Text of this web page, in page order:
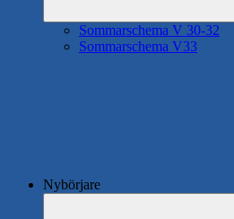
Sommarschema V 30-32
Sommarschema V33
Nybörjare